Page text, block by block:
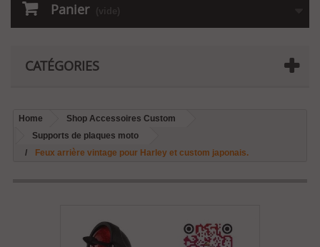
Panier (vide)
CATÉGORIES
Home
Shop Accessoires Custom
Supports de plaques moto
Feux arrière vintage pour Harley et custom japonais.